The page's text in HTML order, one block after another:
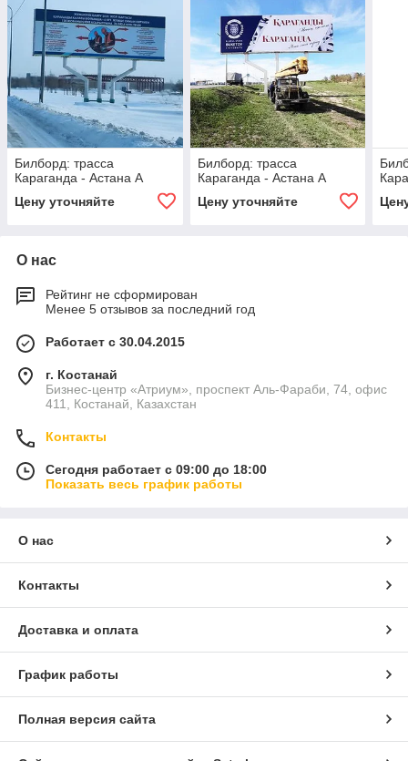
Билборд: трасса
Караганда - Астана А
Цену уточняйте
Билборд: трасса
Караганда - Астана А
Цену уточняйте
О нас
Рейтинг не сформирован
Менее 5 отзывов за последний год
Работает с 30.04.2015
г. Костанай
Бизнес-центр «Атриум», проспект Аль-Фараби, 74, офис
411, Костанай, Казахстан
Контакты
Сегодня работает с 09:00 до 18:00
Показать весь график работы
О нас
Контакты
Доставка и оплата
График работы
Полная версия сайта